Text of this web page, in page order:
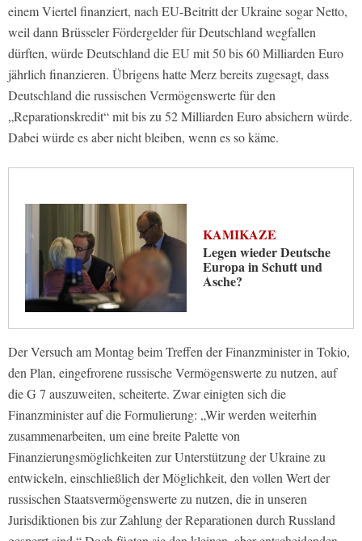
einem Viertel finanziert, nach EU-Beitritt der Ukraine sogar Netto,
weil dann Brüsseler Fördergelder für Deutschland wegfallen
dürften, würde Deutschland die EU mit 50 bis 60 Milliarden Euro
jährlich finanzieren. Übrigens hatte Merz bereits zugesagt, dass
Deutschland die russischen Vermögenswerte für den
„Reparationskredit“ mit bis zu 52 Milliarden Euro absichern würde.
Dabei würde es aber nicht bleiben, wenn es so käme.
KAMIKAZE
Legen wieder Deutsche
Europa in Schutt und
Asche?
Der Versuch am Montag beim Treffen der Finanzminister in Tokio,
den Plan, eingefrorene russische Vermögenswerte zu nutzen, auf
die G 7 auszuweiten, scheiterte. Zwar einigten sich die
Finanzminister auf die Formulierung: „Wir werden weiterhin
zusammenarbeiten, um eine breite Palette von
Finanzierungsmöglichkeiten zur Unterstützung der Ukraine zu
entwickeln, einschließlich der Möglichkeit, den vollen Wert der
russischen Staatsvermögenswerte zu nutzen, die in unseren
Jurisdiktionen bis zur Zahlung der Reparationen durch Russland